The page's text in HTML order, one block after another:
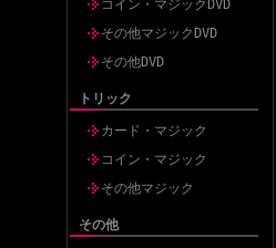
コイン・マジックDVD
その他マジックDVD
その他DVD
トリック
カード・マジック
コイン・マジック
その他マジック
その他